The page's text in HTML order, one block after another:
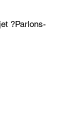
?Parlons-